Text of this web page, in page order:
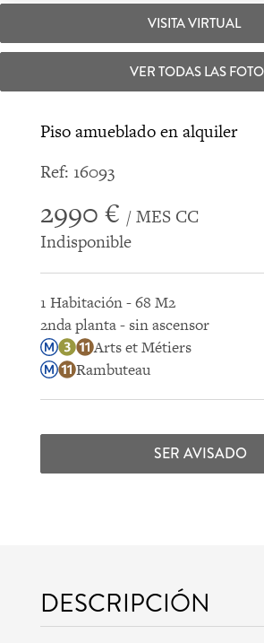
VISITA VIRTUAL
VER TODAS LAS
Piso amueblado en alquiler
Ref: 16093
2990 € / MES CC
Indisponible
1 Habitación - 68 M2
2nda planta - sin ascensor
Arts et Métiers
Rambuteau
SER AVISADO
DESCRIPCIÓN